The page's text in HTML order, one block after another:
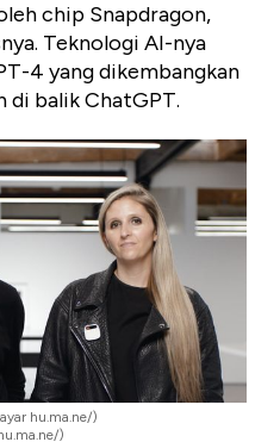
chip Snapdragon,
Teknologi AI-nya
4 yang dikembangkan
di balik ChatGPT.
hu.ma.ne/)
)